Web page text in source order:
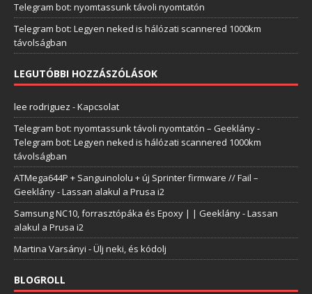
Telegram bot: nyomtassunk távoli nyomtatón
Telegram bot: Legyen neked is hálózati scannered 1000km
távolságban
LEGUTÓBBI HOZZÁSZÓLÁSOK
lee rodriguez -Kapcsolat
Telegram bot: nyomtassunk távoli nyomtatón – Geeklány-
Telegram bot: Legyen neked is hálózati scannered 1000km
távolságban
ATMega644P + Sanguinololu + új Sprinter firmware // Fail –
Geeklány-Lassan alakul a Prusa i2
Samsung NC10, forrasztópáka és Epoxy | | Geeklány-Lassan
alakul a Prusa i2
Martina Varsányi -Ülj neki, és kódolj
BLOGROLL